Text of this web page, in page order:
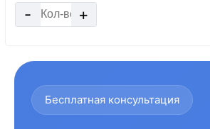
- +
Бесплатная консультация